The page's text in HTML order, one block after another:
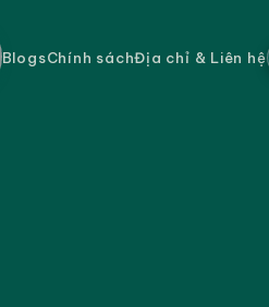
BlogsChính sáchĐịa chỉ & Liên hệ